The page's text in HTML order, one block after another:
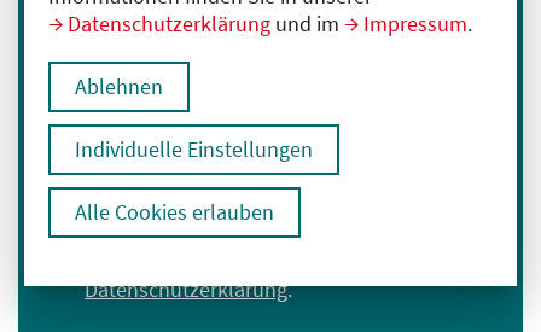
Datenschutzerklärung und im Impressum.
Ablehnen
Individuelle Einstellungen
Alle Cookies erlauben
Melden Sie sich für unseren Newsletter an:
E-Mail-Adresse eingeben
Ich bin mit der Verarbeitung meiner Daten
zum Erhalt des Newsletters einverstanden.
Datenschutzerklärung.
Anmelden